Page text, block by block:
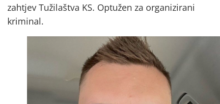
zahtjev Tužilaštva KS. Optužen za organizirani
kriminal.